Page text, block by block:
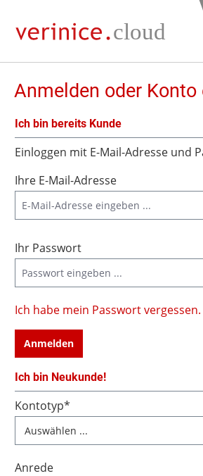
Anmelden oder Konto
Ich bin bereits Kunde
Einloggen mit E-Mail-Adresse und
Ihre E-Mail-Adresse
Ihr Passwort
Ich habe mein Passwort vergessen.
Anmelden
Ich bin Neukunde!
Persönliche Informationen
Kontotyp*
Anrede